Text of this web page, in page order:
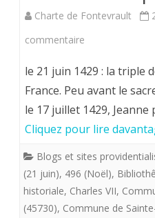
Charte de Fontevrault
commentaire
21
juin
(1429-
1791)
se
suivent
le 21 juin 1429 : la triple
France. Peu avant le
le 17 juillet 1429,
Cliquez pour lire
Blogs et sites
(21 juin), 496 (Noël),
historiale, Charles VII,
(45730), Commune de